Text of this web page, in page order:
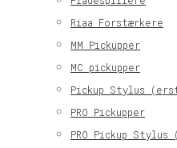
Riaa Forstærkere
MM Pickupper
MC pickupper
Pickup Stylus
PRO Pickupper
PRO Pickup